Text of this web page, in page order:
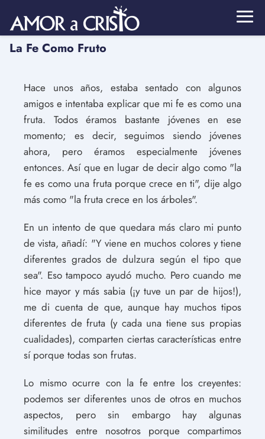
La Fe Como Fruto
Hace unos años, estaba sentado con algunos
amigos e intentaba explicar que mi fe es como una
fruta. Todos éramos bastante jóvenes en ese
momento; es decir, seguimos siendo jóvenes
ahora, pero éramos especialmente jóvenes
entonces. Así que en lugar de decir algo como "la
fe es como una fruta porque crece en ti", dije algo
más como "la fruta crece en los árboles".
En un intento de que quedara más claro mi punto
de vista, añadí: "Y viene en muchos colores y tiene
diferentes grados de dulzura según el tipo que
sea". Eso tampoco ayudó mucho. Pero cuando me
hice mayor y más sabia (¡y tuve un par de hijos!),
me di cuenta de que, aunque hay muchos tipos
diferentes de fruta (y cada una tiene sus propias
cualidades), comparten ciertas características entre
sí porque todas son frutas.
Lo mismo ocurre con la fe entre los creyentes:
podemos ser diferentes unos de otros en muchos
aspectos, pero sin embargo hay algunas
similitudes entre nosotros porque compartimos